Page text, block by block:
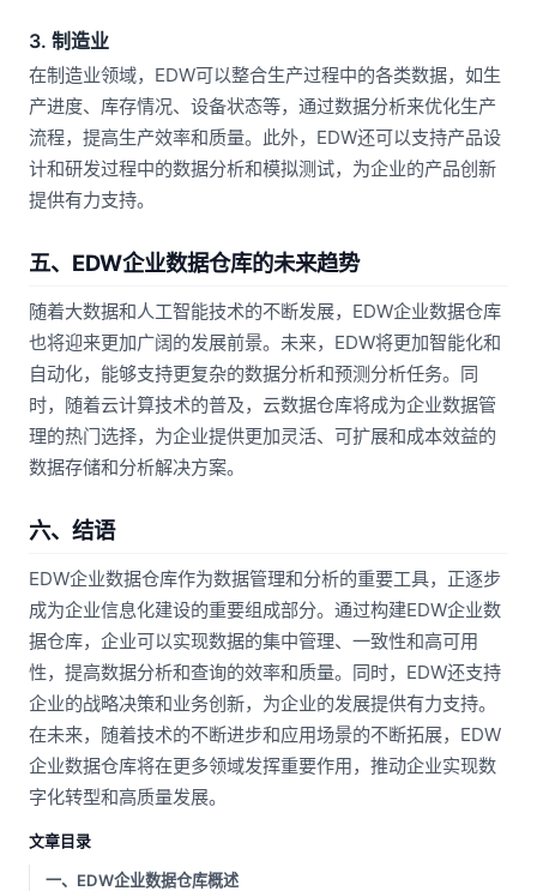
3. 制造业
在制造业领域，EDW可以整合生产过程中的各类数据，如生
产进度、库存情况、设备状态等，通过数据分析来优化生产
流程，提高生产效率和质量。此外，EDW还可以支持产品设
计和研发过程中的数据分析和模拟测试，为企业的产品创新
提供有力支持。
五、EDW企业数据仓库的未来趋势
随着大数据和人工智能技术的不断发展，EDW企业数据仓库
也将迎来更加广阔的发展前景。未来，EDW将更加智能化和
自动化，能够支持更复杂的数据分析和预测分析任务。同
时，随着云计算技术的普及，云数据仓库将成为企业数据管
理的热门选择，为企业提供更加灵活、可扩展和成本效益的
数据存储和分析解决方案。
六、结语
EDW企业数据仓库作为数据管理和分析的重要工具，正逐步
成为企业信息化建设的重要组成部分。通过构建EDW企业数
据仓库，企业可以实现数据的集中管理、一致性和高可用
性，提高数据分析和查询的效率和质量。同时，EDW还支持
企业的战略决策和业务创新，为企业的发展提供有力支持。
在未来，随着技术的不断进步和应用场景的不断拓展，EDW
企业数据仓库将在更多领域发挥重要作用，推动企业实现数
字化转型和高质量发展。
文章目录
一、EDW企业数据仓库概述